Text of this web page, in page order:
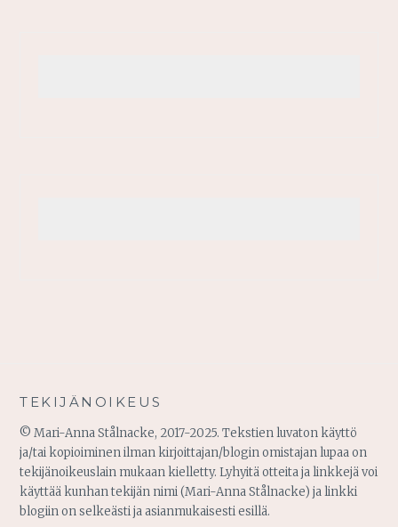
TEKIJÄNOIKEUS
© Mari-Anna Stålnacke, 2017-2025. Tekstien luvaton käyttö
ja/tai kopioiminen ilman kirjoittajan/blogin omistajan lupaa on
tekijänoikeuslain mukaan kielletty. Lyhyitä otteita ja linkkejä voi
käyttää kunhan tekijän nimi (Mari-Anna Stålnacke) ja linkki
blogiin on selkeästi ja asianmukaisesti esillä.